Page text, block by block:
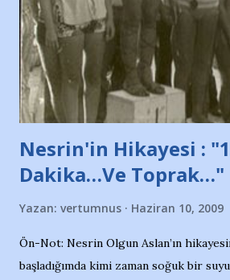
ait tanıtıcı ilanların asılmasına izin
Belediyesi ile mağazaların bulunduğu
de kınıyoruz'' diye de eklemiş ..
yazının hemen ardından bu habe...
Nesrin'in Hikayesi :
Dakika…Ve Toprak…"
Yazan: vertumnus Haziran 10, 2009
Ön-Not: Nesrin Olgun Aslan’ın
başladığımda kimi zaman soğuk bir